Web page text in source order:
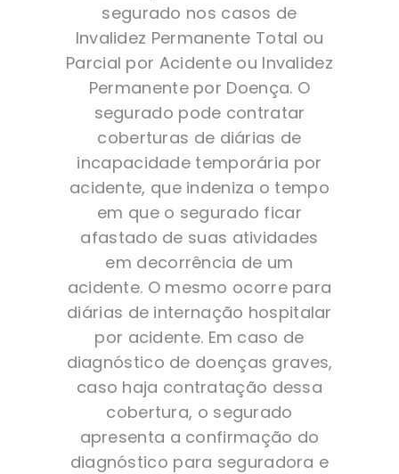
segurado nos casos de
Invalidez Permanente Total ou
Parcial por Acidente ou Invalidez
Permanente por Doença. O
segurado pode contratar
coberturas de diárias de
incapacidade temporária por
acidente, que indeniza o tempo
em que o segurado ficar
afastado de suas atividades
em decorrência de um
acidente. O mesmo ocorre para
diárias de internação hospitalar
por acidente. Em caso de
diagnóstico de doenças graves,
caso haja contratação dessa
cobertura, o segurado
apresenta a confirmação do
diagnóstico para seguradora e